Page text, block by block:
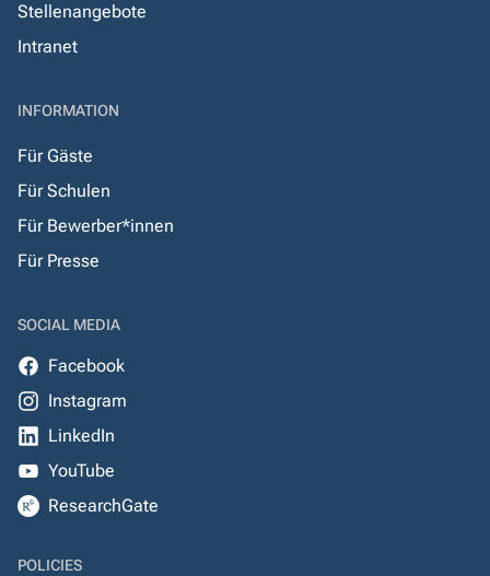
Stellenangebote
Intranet
INFORMATION
Für Gäste
Für Schulen
Für Bewerber*innen
Für Presse
SOCIAL MEDIA
Facebook
Instagram
LinkedIn
YouTube
ResearchGate
POLICIES